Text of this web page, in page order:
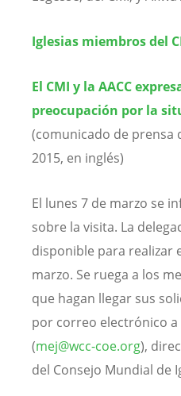
Iglesias miembros del
El CMI y la AACC
preocupación por la
(comunicado de prensa
2015, en inglés)
El lunes 7 de marzo se
sobre la visita. La
disponible para realizar
marzo. Se ruega a los
que hagan llegar sus
por correo electrónico
(mej@wcc-coe.org),
del Consejo Mundial de